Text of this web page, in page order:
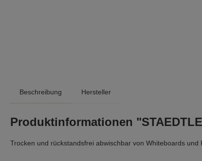
Beschreibung Hersteller
Produktinformationen
Trocken und rückstandsfrei abwischbar von Whiteboards und